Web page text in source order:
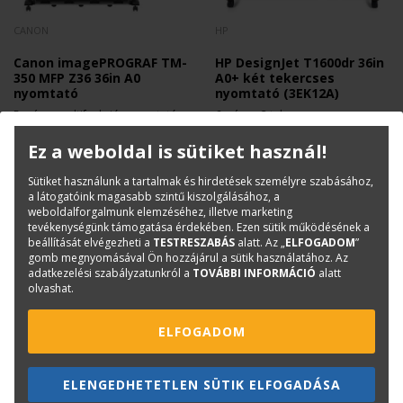
Canon imagePROGRAF TM-
350 MFP Z36 36in A0
nyomtató
5-színes multifunkciós nyomtató
nagy teljesítményű szkennerrel
2 025 800 Ft + Áfa
HP DesignJet T1600dr 36in
A0+ két tekercses
nyomtató (3EK12A)
6 színes, 2 tekercses, nagy
teljesítményű mérnöki nyomtató
1 815 000 Ft + Áfa
HP
Ez a weboldal is sütiket használ!
Sütiket használunk a tartalmak és hirdetések személyre szabásához,
a látogatóink magasabb szintű kiszolgálásához, a
weboldalforgalmunk elemzéséhez, illetve marketing
tevékenységünk támogatása érdekében. Ezen sütik működésének a
beállítását elvégezheti a TESTRESZABÁS alatt. Az „ELFOGADOM”
gomb megnyomásával Ön hozzájárul a sütik használatához. Az
adatkezelési szabályzatunkról a TOVÁBBI INFORMÁCIÓ alatt
olvashat.
ELFOGADOM
ELENGEDHETETLEN SÜTIK ELFOGADÁSA